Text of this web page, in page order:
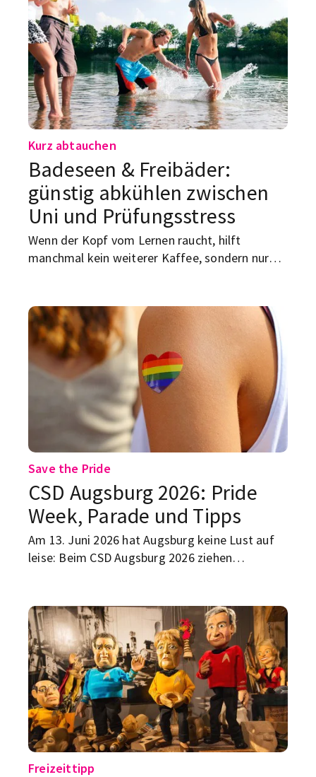
Kurz abtauchen
Badeseen & Freibäder:
günstig abkühlen zwischen
Uni und Prüfungsstress
Wenn der Kopf vom Lernen raucht, hilft
manchmal kein weiterer Kaffee, sondern nur
und deine Prüfungsrealität für ein paar Stunden
ausblenden kannst. Von kostenlosen Badeseen
bis zu Freibädern mit Studierendenrabatt: Hier
kommt dein Sommer-Guide für die beste
Abkühlung zwischen Uni, Nebenjob und
Klausuren.
Save the Pride
CSD Augsburg 2026: Pride
Week, Parade und Tipps
Am 13. Juni 2026 hat Augsburg keine Lust auf
leise: Beim CSD Augsburg 2026 ziehen
Christopher Street Day läuft schon ab dem 5.
Juni die Pride Week Augsburg – mit
Veranstaltungen, Community und allem, was
zeigt: Vielfalt ist hier kein Randthema. Hier
kommt dein Überblick zu Datum, Motto,
Parade, Straßenfest und den wichtigsten Tipps
für den CSD in Augsburg.
Freizeittipp